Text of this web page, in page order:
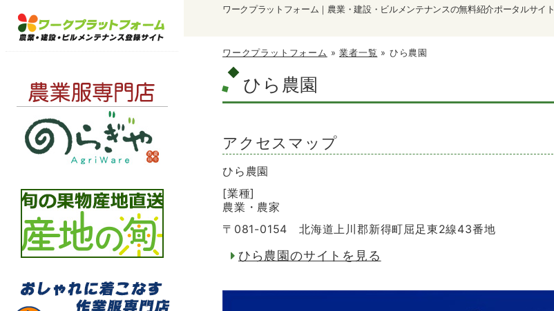
ワークプラットフォーム｜農業・建設・ビルメンテナンスの無料紹介ポータルサイト
ワークプラットフォーム »業者一覧 » ひら農園
ひら農園
アクセスマップ
ひら農園
[業種]
農業・農家
〒081-0154 北海道上川郡新得町屈足東2線43番地
ひら農園のサイトを見る